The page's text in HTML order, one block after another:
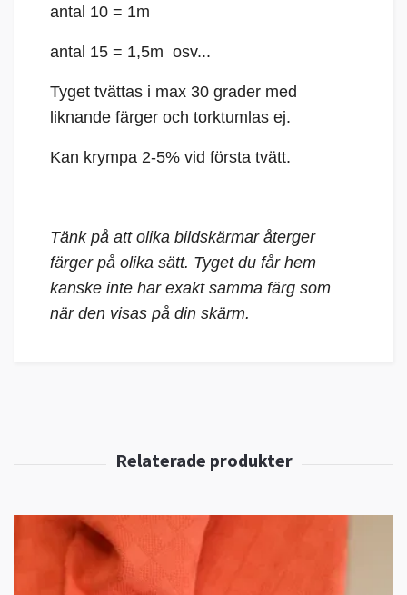
antal 10 = 1m
antal 15 = 1,5m osv...
Tyget tvättas i max 30 grader med
liknande färger och torktumlas ej.
Kan krympa 2-5% vid första tvätt.
Tänk på att olika bildskärmar återger
färger på olika sätt. Tyget du får hem
kanske inte har exakt samma färg som
när den visas på din skärm.